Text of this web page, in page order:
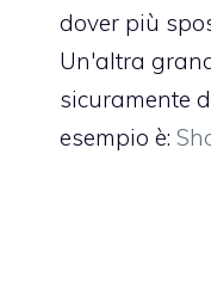
dover più
Un'altra
sicuramente
esempio è: